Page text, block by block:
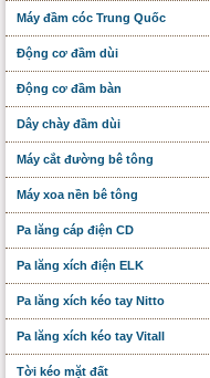
Máy đầm cóc Trung Quốc
Động cơ đầm dùi
Động cơ đầm bàn
Dây chày đầm dùi
Máy cắt đường bê tông
Máy xoa nền bê tông
Pa lăng cáp điện CD
Pa lăng xích điện ELK
Pa lăng xích kéo tay Nitto
Pa lăng xích kéo tay Vitall
Tời kéo mặt đất